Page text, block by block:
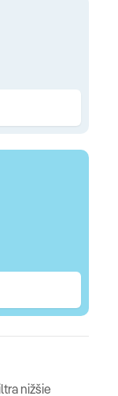
a čaju •
(44 m²,
na bazén či
stolov • cez
pečivo,
nápoje
nižšie